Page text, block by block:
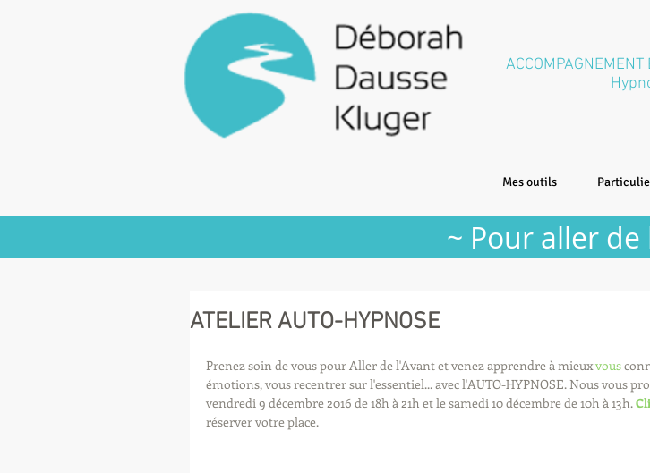
Mes outils
~ Pour aller de
ATELIER AUTO-HYPNOSE
Prenez soin de vous pour Aller de l'Avant et venez apprendre à mieux vous
émotions, vous recentrer sur l'essentiel... avec l'AUTO-HYPNOSE. Nous vous
vendredi 9 décembre 2016 de 18h à 21h et le samedi 10 décembre de 10h à 13h.
réserver votre place.